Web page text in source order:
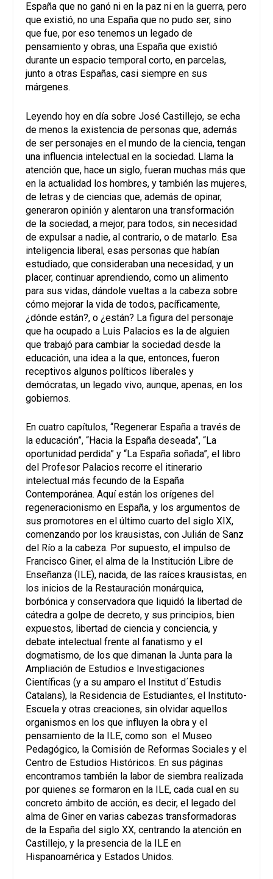
España que no ganó ni en la paz ni en la guerra, pero
que existió, no una España que no pudo ser, sino
que fue, por eso tenemos un legado de
pensamiento y obras, una España que existió
durante un espacio temporal corto, en parcelas,
junto a otras Españas, casi siempre en sus
márgenes.
Leyendo hoy en día sobre José Castillejo, se echa
de menos la existencia de personas que, además
de ser personajes en el mundo de la ciencia, tengan
una influencia intelectual en la sociedad. Llama la
atención que, hace un siglo, fueran muchas más que
en la actualidad los hombres, y también las mujeres,
de letras y de ciencias que, además de opinar,
generaron opinión y alentaron una transformación
de la sociedad, a mejor, para todos, sin necesidad
de expulsar a nadie, al contrario, o de matarlo. Esa
inteligencia liberal, esas personas que habían
estudiado, que consideraban una necesidad, y un
placer, continuar aprendiendo, como un alimento
para sus vidas, dándole vueltas a la cabeza sobre
cómo mejorar la vida de todos, pacíficamente,
¿dónde están?, o ¿están? La figura del personaje
que ha ocupado a Luis Palacios es la de alguien
que trabajó para cambiar la sociedad desde la
educación, una idea a la que, entonces, fueron
receptivos algunos políticos liberales y
demócratas, un legado vivo, aunque, apenas, en los
gobiernos.
En cuatro capítulos, “Regenerar España a través de
la educación”, “Hacia la España deseada”, “La
oportunidad perdida” y “La España soñada”, el libro
del Profesor Palacios recorre el itinerario
intelectual más fecundo de la España
Contemporánea. Aquí están los orígenes del
regeneracionismo en España, y los argumentos de
sus promotores en el último cuarto del siglo XIX,
comenzando por los krausistas, con Julián de Sanz
del Río a la cabeza. Por supuesto, el impulso de
Francisco Giner, el alma de la Institución Libre de
Enseñanza (ILE), nacida, de las raíces krausistas, en
los inicios de la Restauración monárquica,
borbónica y conservadora que liquidó la libertad de
cátedra a golpe de decreto, y sus principios, bien
expuestos, libertad de ciencia y conciencia, y
debate intelectual frente al fanatismo y el
dogmatismo, de los que dimanan la Junta para la
Ampliación de Estudios e Investigaciones
Científicas (y a su amparo el Institut d´Estudis
Catalans), la Residencia de Estudiantes, el Instituto-
Escuela y otras creaciones, sin olvidar aquellos
organismos en los que influyen la obra y el
pensamiento de la ILE, como son el Museo
Pedagógico, la Comisión de Reformas Sociales y el
Centro de Estudios Históricos. En sus páginas
encontramos también la labor de siembra realizada
por quienes se formaron en la ILE, cada cual en su
concreto ámbito de acción, es decir, el legado del
alma de Giner en varias cabezas transformadoras
de la España del siglo XX, centrando la atención en
Castillejo, y la presencia de la ILE en
Hispanoamérica y Estados Unidos.